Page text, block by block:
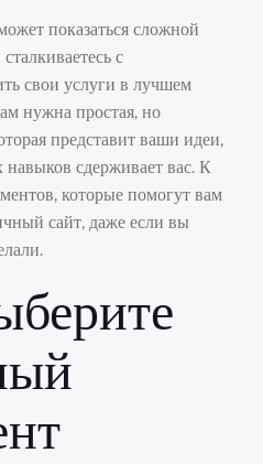
показаться сложной
с
свои услуги в лучшем
нужна простая, но
представит ваши идеи,
навыков сдерживает вас. К
которые помогут вам
сайт, даже если вы